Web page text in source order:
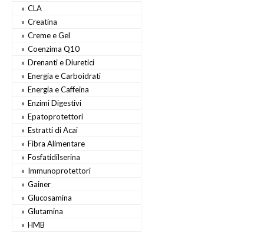
CLA
Creatina
Creme e Gel
Coenzima Q10
Drenanti e Diuretici
Energia e Carboidrati
Energia e Caffeina
Enzimi Digestivi
Epatoprotettori
Estratti di Acai
Fibra Alimentare
Fosfatidilserina
Immunoprotettori
Gainer
Glucosamina
Glutamina
HMB